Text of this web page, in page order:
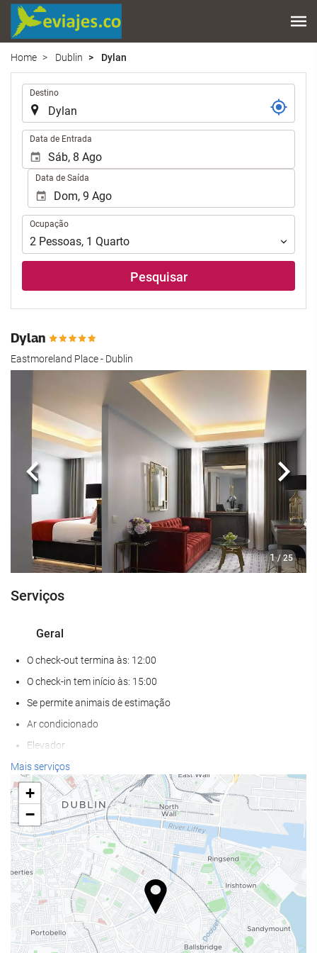
Home Dublin Dylan
Destino
Data de Entrada
Data de Saída
Ocupação
Ocupação
2 Pessoas, 1 Quarto
Pesquisar
Dylan
Eastmoreland Place - Dublin
1 / 25
Anterior
Serviços
Geral
O check-out termina às: 12:00
O check-in tem início às: 15:00
Se permite animais de estimação
Ar condicionado
Elevador
Acesso para deficientes fisicos
Quartos para não fumantes
Zona de fumadores
Serviços de receção
Depósito de bagagens
Cofre forte
Câmbio de divisas
Balcão de turismo
Mais serviços
+
−